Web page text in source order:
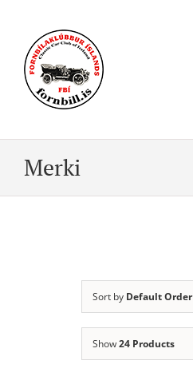
content
Merki
Sort by Default Order
Show24 Products